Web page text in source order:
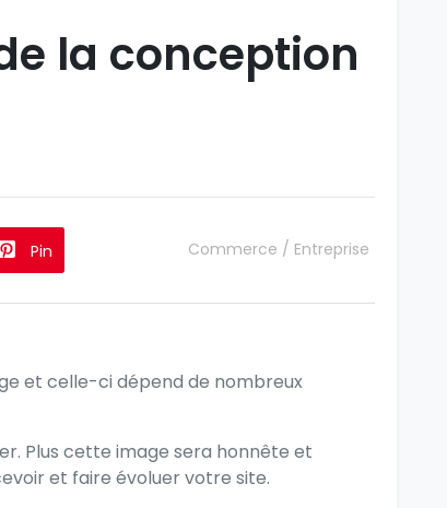
la conception
Pin Commerce / Entreprise
et celle-ci dépend de nombreux
Plus cette image sera honnête et
et faire évoluer votre site.